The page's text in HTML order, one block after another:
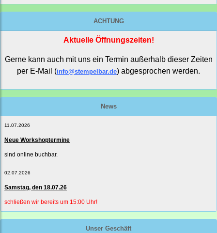
ACHTUNG
Aktuelle Öffnungszeiten!
Gerne kann auch mit uns ein Termin außerhalb dieser Zeiten
per E-Mail (info@stempelbar.de) abgesprochen werden.
News
11.07.2026
Neue Workshoptermine
sind online buchbar.
02.07.2026
Samstag, den 18.07.26
schließen wir bereits um 15:00 Uhr!
Unser Geschäft